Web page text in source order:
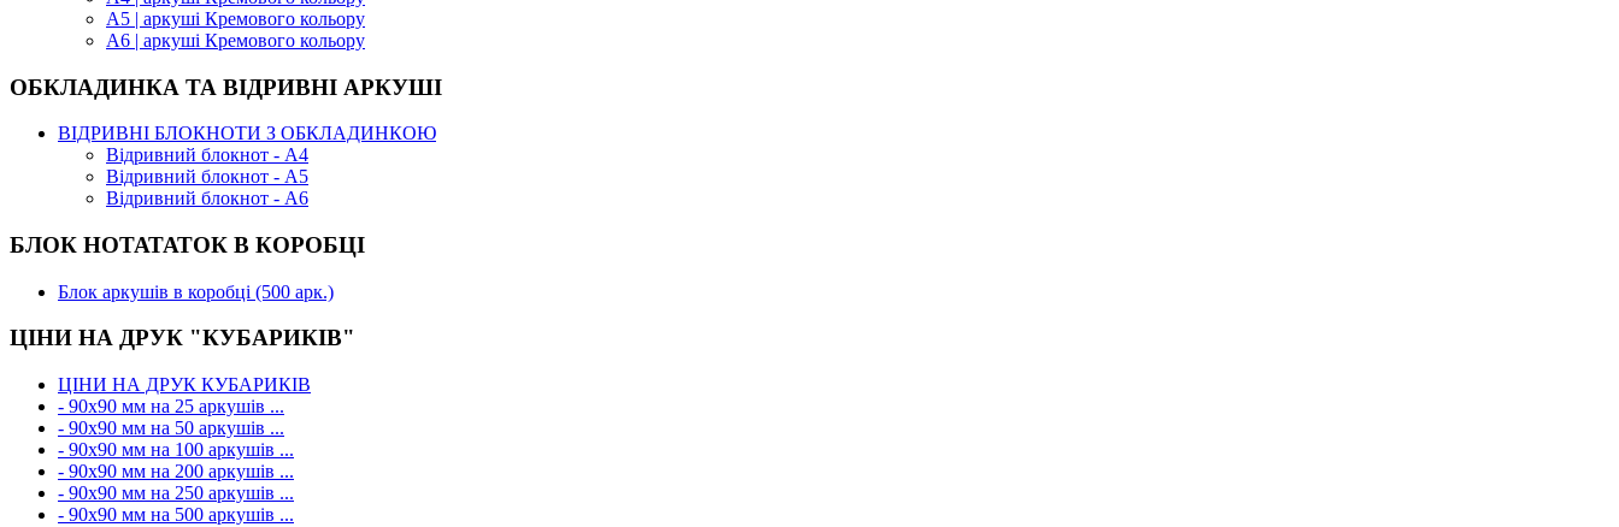
А5 | аркуші Кремового кольору
А6 | аркуші Кремового кольору
ОБКЛАДИНКА ТА ВІДРИВНІ АРКУШІ
ВІДРИВНІ БЛОКНОТИ З ОБКЛАДИНКОЮ
Відривний блокнот - А4
Відривний блокнот - А5
Відривний блокнот - А6
БЛОК НОТАТАТОК В КОРОБЦІ
Блок аркушів в коробці (500 арк.)
ЦІНИ НА ДРУК "КУБАРИКІВ"
ЦІНИ НА ДРУК КУБАРИКІВ
- 90х90 мм на 25 аркушів ...
- 90х90 мм на 50 аркушів ...
- 90х90 мм на 100 аркушів ...
- 90х90 мм на 200 аркушів ...
- 90х90 мм на 250 аркушів ...
- 90х90 мм на 500 аркушів ...